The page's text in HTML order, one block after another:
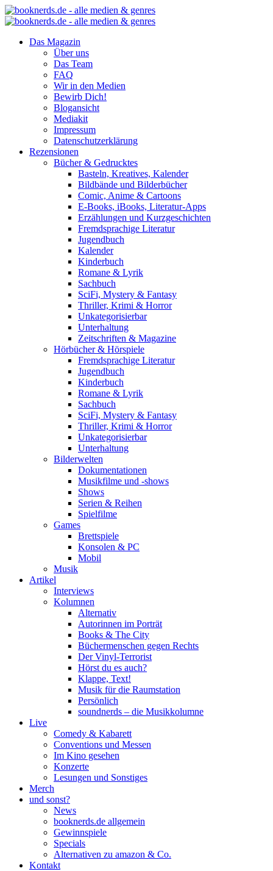
Das Magazin
Über uns
Das Team
FAQ
Wir in den Medien
Bewirb Dich!
Blogansicht
Mediakit
Impressum
Datenschutzerklärung
Rezensionen
Bücher & Gedrucktes
Basteln, Kreatives, Kalender
Bildbände und Bilderbücher
Comic, Anime & Cartoons
E-Books, iBooks, Literatur-Apps
Erzählungen und Kurzgeschichten
Fremdsprachige Literatur
Jugendbuch
Kalender
Kinderbuch
Romane & Lyrik
Sachbuch
SciFi, Mystery & Fantasy
Thriller, Krimi & Horror
Unkategorisierbar
Unterhaltung
Zeitschriften & Magazine
Hörbücher & Hörspiele
Fremdsprachige Literatur
Jugendbuch
Kinderbuch
Romane & Lyrik
Sachbuch
SciFi, Mystery & Fantasy
Thriller, Krimi & Horror
Unkategorisierbar
Unterhaltung
Bilderwelten
Dokumentationen
Musikfilme und -shows
Shows
Serien & Reihen
Spielfilme
Games
Brettspiele
Konsolen & PC
Mobil
Musik
Artikel
Interviews
Kolumnen
Alternativ
Autorinnen im Porträt
Books & The City
Büchermenschen gegen Rechts
Der Vinyl-Terrorist
Hörst du es auch?
Klappe, Text!
Musik für die Raumstation
Persönlich
soundnerds – die Musikkolumne
Live
Comedy & Kabarett
Conventions und Messen
Im Kino gesehen
Konzerte
Lesungen und Sonstiges
Merch
und sonst?
News
booknerds.de allgemein
Gewinnspiele
Specials
Alternativen zu amazon & Co.
Kontakt